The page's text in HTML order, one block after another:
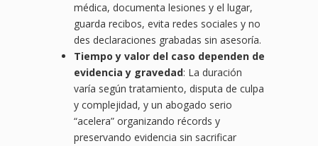
médica, documenta lesiones y el lugar,
guarda recibos, evita redes sociales y no
des declaraciones grabadas sin asesoría.
Tiempo y valor del caso dependen de
evidencia y gravedad: La duración
varía según tratamiento, disputa de culpa
y complejidad, y un abogado serio
“acelera” organizando récords y
preservando evidencia sin sacrificar